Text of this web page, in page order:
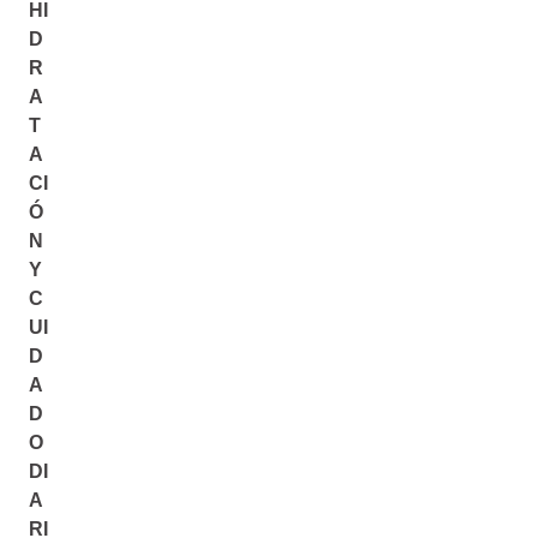
HI
D
R
A
T
A
CI
Ó
N
Y
C
UI
D
A
D
O
DI
A
RI